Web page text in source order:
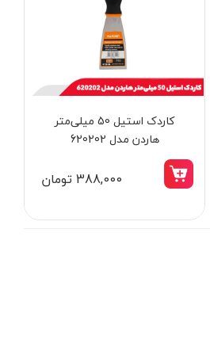
کاردک استیل 50 میلی‌متر
هاردن مدل 620202
388,000 تومان